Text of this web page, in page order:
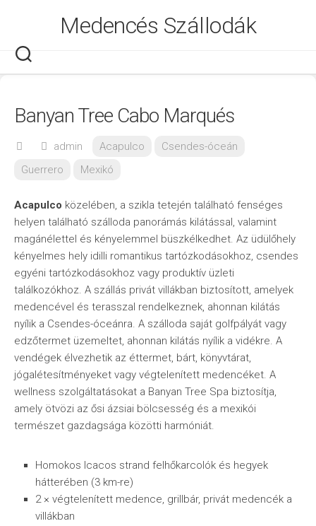
Medencés Szállodák
Banyan Tree Cabo Marqués
admin Acapulco
Csendes-óceán
Guerrero
Mexikó
Acapulco közelében, a szikla tetején található fenséges
helyen található szálloda panorámás kilátással, valamint
magánélettel és kényelemmel büszkélkedhet. Az üdülőhely
kényelmes hely idilli romantikus tartózkodásokhoz, csendes
egyéni tartózkodásokhoz vagy produktív üzleti
találkozókhoz. A szállás privát villákban biztosított, amelyek
medencével és terasszal rendelkeznek, ahonnan kilátás
nyílik a Csendes-óceánra. A szálloda saját golfpályát vagy
edzőtermet üzemeltet, ahonnan kilátás nyílik a vidékre. A
vendégek élvezhetik az éttermet, bárt, könyvtárat,
jógalétesítményeket vagy végtelenített medencéket. A
wellness szolgáltatásokat a Banyan Tree Spa biztosítja,
amely ötvözi az ősi ázsiai bölcsesség és a mexikói
természet gazdagsága közötti harmóniát.
Homokos Icacos strand felhőkarcolók és hegyek
hátterében (3 km-re)
2 × végtelenített medence, grillbár, privát medencék a
villákban